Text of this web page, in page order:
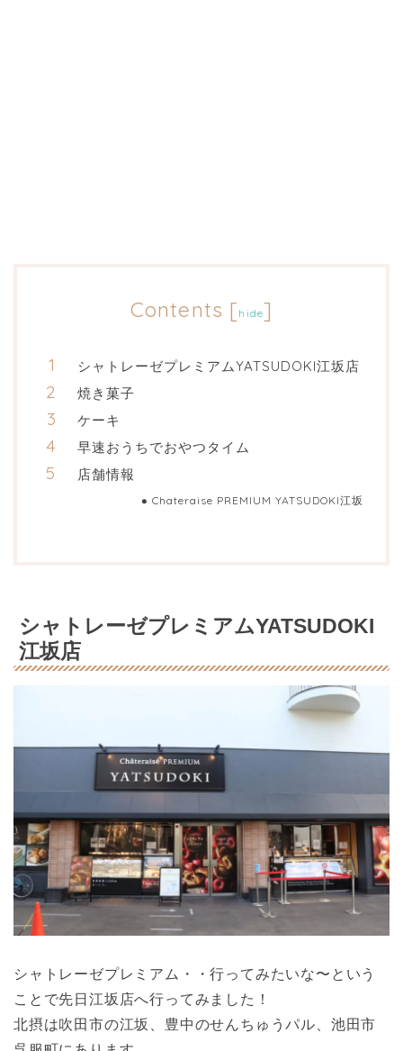
Contents [ hide]
シャトレーゼプレミアムYATSUDOKI江坂店
焼き菓子
ケーキ
早速おうちでおやつタイム
店舗情報
Chateraise PREMIUM YATSUDOKI江坂
シャトレーゼプレミアムYATSUDOKI
江坂店
シャトレーゼプレミアム・・行ってみたいな〜という
ことで先日江坂店へ行ってみました！
北摂は吹田市の江坂、豊中のせんちゅうパル、池田市